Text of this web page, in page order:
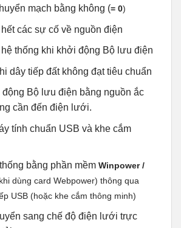
mạch bằng không (= 0)
các sự cố về nguồn điện
thống khi khởi động Bộ lưu điện
dây tiếp đất không đạt tiêu chuẩn
Bộ lưu điện bằng nguồn ắc
cần đến điện lưới.
tính chuẩn USB và khe cắm
bằng phần mềm Winpower /
dùng card Webpower) thông qua
USB (hoặc khe cắm thông minh)
sang chế độ điện lưới trực